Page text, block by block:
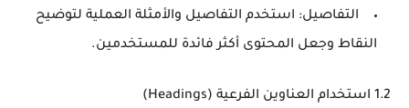
التفاصيل: استخدم التفاصيل والأمثلة العملية لتوضيح
النقاط وجعل المحتوى أكثر فائدة للمستخدمين.
1.2 استخدام العناوين الفرعية (Headings)